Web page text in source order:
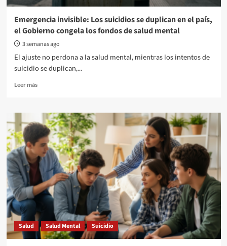
un
¿Qué
significa?
Emergencia invisible: Los suicidios se duplican en el país,
el Gobierno congela los fondos de salud mental
3 semanas ago
El ajuste no perdona a la salud mental, mientras los intentos de
suicidio se duplican,...
Leer másRead
Emergencia
invisible:
Los
suicidios
duplican
en
el
país,
Gobierno
congela
los
fondos
Salud Salud Mental Suicidio